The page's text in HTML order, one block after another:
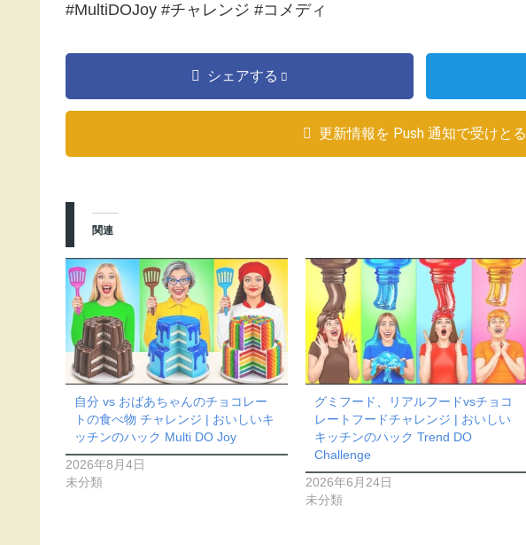
#MultiDOJoy #チャレンジ #コメディ
シェアする
更新情報を Push 通知で受けとる
関連
自分 vs おばあちゃんのチョコレー
トの食べ物 チャレンジ | おいしいキ
ッチンのハック Multi DO Joy
2026年8月4日
未分類
グミフード、リアルフードvsチョコ
レートフードチャレンジ | おいしい
キッチンのハック Trend DO
Challenge
2026年6月24日
未分類